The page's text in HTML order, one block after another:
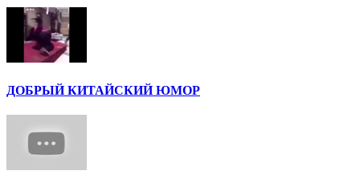
ДОБРЫЙ КИТАЙСКИЙ ЮМОР